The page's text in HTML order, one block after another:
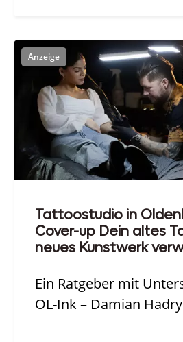
Tattoostudio in
Cover-up Dein altes
neues Kunstwerk
Ein Ratgeber mit
OL-Ink – Damian